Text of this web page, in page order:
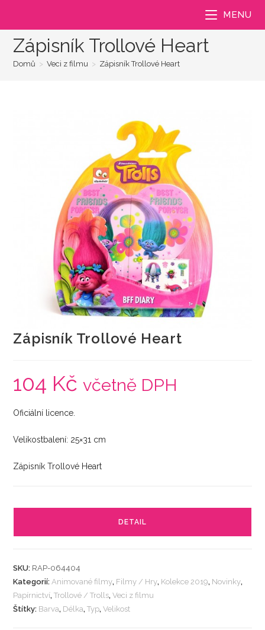
MENU
Zápisník Trollové Heart
Domů > Veci z filmu > Zápisník Trollové Heart
Zápisník Trollové Heart
104 Kč včetně DPH
Oficiální licence.
Velikostbalení: 25×31 cm
Zápisník Trollové Heart
DETAIL
SKU: RAP-064404
Kategorií: Animované filmy, Filmy / Hry, Kolekce 2019, Novinky,
Papírnictví,Trollové / Trolls,Veci z filmu
Štítky: Barva, Délka,Typ,Velikost